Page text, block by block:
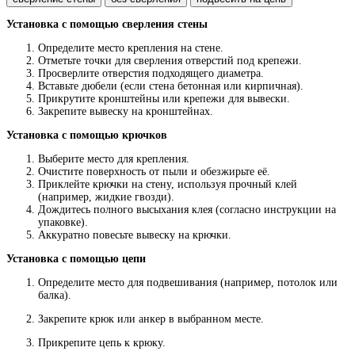
Установка с помощью сверления стены
Определите место крепления на стене.
Отметьте точки для сверления отверстий под крепежи.
Просверлите отверстия подходящего диаметра.
Вставьте дюбели (если стена бетонная или кирпичная).
Прикрутите кронштейны или крепежи для вывески.
Закрепите вывеску на кронштейнах.
Установка с помощью крючков
Выберите место для крепления.
Очистите поверхность от пыли и обезжирьте её.
Приклейте крючки на стену, используя прочный клей
(например, жидкие гвозди).
Дождитесь полного высыхания клея (согласно инструкции на
упаковке).
Аккуратно повесьте вывеску на крючки.
Установка с помощью цепи
Определите место для подвешивания (например, потолок или
балка).
Закрепите крюк или анкер в выбранном месте.
Прикрепите цепь к крюку.